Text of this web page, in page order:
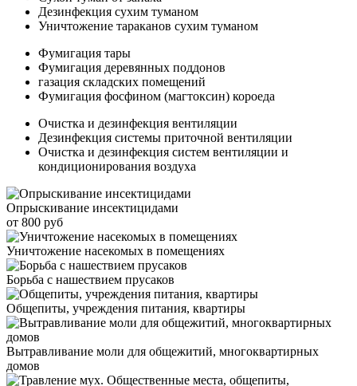
Дезинфекция сухим туманом
Уничтожение тараканов сухим туманом
Фумигация тары
Фумигация деревянных поддонов
газация складских помещений
Фумигация фосфином (магтоксин) короеда
Очистка и дезинфекция вентиляции
Дезинфекция системы приточной вентиляции
Очистка и дезинфекция систем вентиляции и
кондиционирования воздуха
Опрыскивание инсектицидами
от 800 руб
Уничтожение насекомых в помещениях
Борьба с нашествием прусаков
Общепиты, учреждения питания, квартиры
Вытравливание моли для общежитий, многоквартирных
домов